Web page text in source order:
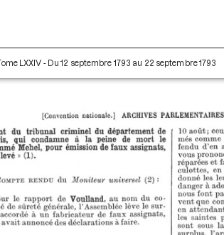
LXXIV - Du 12 septembre 1793 au 22 septembre 1793